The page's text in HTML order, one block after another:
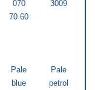
070
70 60
3009
Pale
blue
Pale
petrol